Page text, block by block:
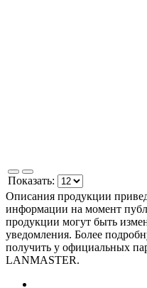
Показать:
Описания продукции
информации на момент
продукции могут быть
уведомления. Более
получить у официальных
LANMASTER.